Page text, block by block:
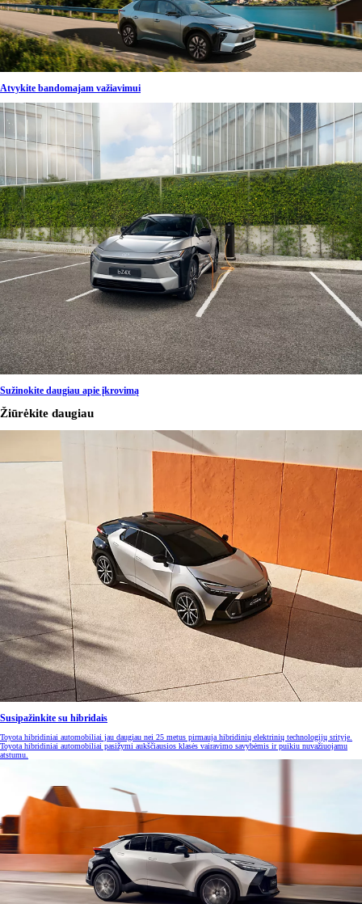
Atvykite bandomajam važiavimui
Sužinokite daugiau apie įkrovimą
Žiūrėkite daugiau
Susipažinkite su hibridais
Toyota hibridiniai automobiliai jau daugiau nei 25 metus pirmauja hibridinių elektrinių technologijų srityje.
Toyota hibridiniai automobiliai pasižymi aukščiausios klasės vairavimo savybėmis ir puikiu nuvažiuojamu
atstumu.